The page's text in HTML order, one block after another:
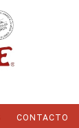
CONTACTO